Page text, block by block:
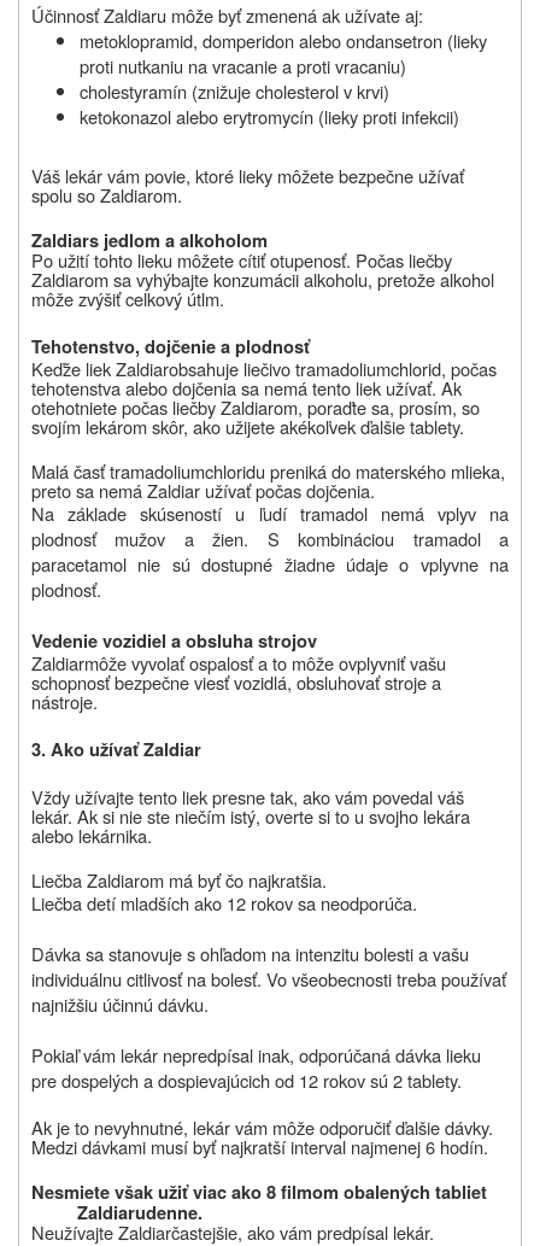
Účinnosť Zaldiaru môže byť zmenená ak užívate aj:
metoklopramid, domperidon alebo ondansetron (lieky
proti nutkaniu na vracanie a proti vracaniu)
cholestyramín (znižuje cholesterol v krvi)
ketokonazol alebo erytromycín (lieky proti infekcii)
Váš lekár vám povie, ktoré lieky môžete bezpečne užívať
spolu soZaldiarom.
Zaldiars jedlom a alkoholom
Po užití tohto lieku môžete cítiť otupenosť. Počas liečby
Zaldiaromsa vyhýbajte konzumácii alkoholu, pretože alkohol
môže zvýšiť celkový útlm.
Tehotenstvo, dojčenie a plodnosť
Keďže liekZaldiarobsahuje liečivo tramadoliumchlorid, počas
tehotenstva alebo dojčenia sa nemá tento liek užívať. Ak
otehotniete počas liečbyZaldiarom, poraďte sa, prosím, so
svojím lekárom skôr, ako užijete akékoľvek ďalšie tablety.
Malá časť tramadoliumchloridu preniká do materského mlieka,
preto sa nemáZaldiar užívať počas dojčenia.
Na základe skúseností u ľudí tramadol nemá vplyv na
plodnosť mužov a žien. S kombináciou tramadol a
paracetamol nie sú dostupné žiadne údaje o vplyvne na
plodnosť.
Vedenie vozidiel a obsluha strojov
Zaldiarmôže vyvolať ospalosť a to môže ovplyvniť vašu
schopnosť bezpečne viesť vozidlá, obsluhovať stroje a
nástroje.
3. Ako užívať Zaldiar
Vždy užívajte tento liek presne tak, ako vám povedal váš
lekár. Ak si nie ste niečím istý, overte si to u svojho lekára
alebo lekárnika.
LiečbaZaldiarom má byť čo najkratšia.
Liečba detí mladších ako 12 rokov sa neodporúča.
Dávka sa stanovuje s ohľadom na intenzitu bolesti a vašu
individuálnu citlivosť na bolesť. Vo všeobecnosti treba používať
najnižšiu účinnú dávku.
Pokiaľ vám lekár nepredpísal inak, odporúčaná dávka lieku
pre dospelých a dospievajúcich od 12 rokov sú 2 tablety.
Ak je to nevyhnutné, lekár vám môže odporučiť ďalšie dávky.
Medzi dávkami musí byť najkratší interval najmenej 6 hodín.
Nesmiete však užiť viac ako 8 filmom obalených tabliet
Zaldiarudenne.
NeužívajteZaldiarčastejšie, ako vám predpísal lekár.